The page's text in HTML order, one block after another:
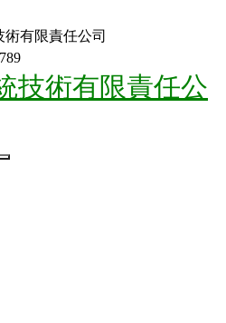
有限責任公司
技術有限責任公